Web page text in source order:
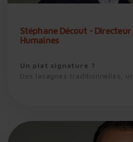
Stéphane Décout - Directeur
Humaines
Un plat signature ?
Des lasagnes traditionnelles,